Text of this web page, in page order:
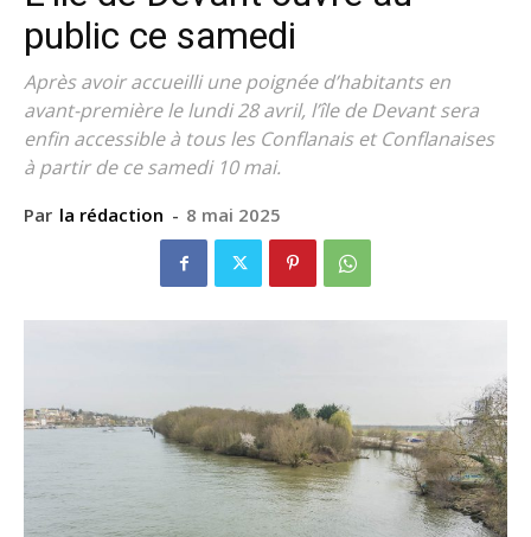
public ce samedi
Après avoir accueilli une poignée d’habitants en
avant-première le lundi 28 avril, l’île de Devant sera
enfin accessible à tous les Conflanais et Conflanaises
à partir de ce samedi 10 mai.
Par la rédaction - 8 mai 2025